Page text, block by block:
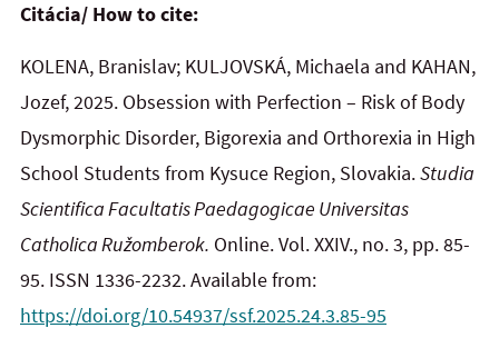
Citácia/ How to cite:
KOLENA, Branislav; KULJOVSKÁ, Michaela and KAHAN,
Jozef, 2025. Obsession with Perfection – Risk of Body
Dysmorphic Disorder, Bigorexia and Orthorexia in High
School Students from Kysuce Region, Slovakia.Studia
Scientifica Facultatis Paedagogicae Universitas
Catholica Ružomberok. Online. Vol. XXIV., no. 3, pp. 85-
95. ISSN 1336-2232. Available from:
https://doi.org/10.54937/ssf.2025.24.3.85-95